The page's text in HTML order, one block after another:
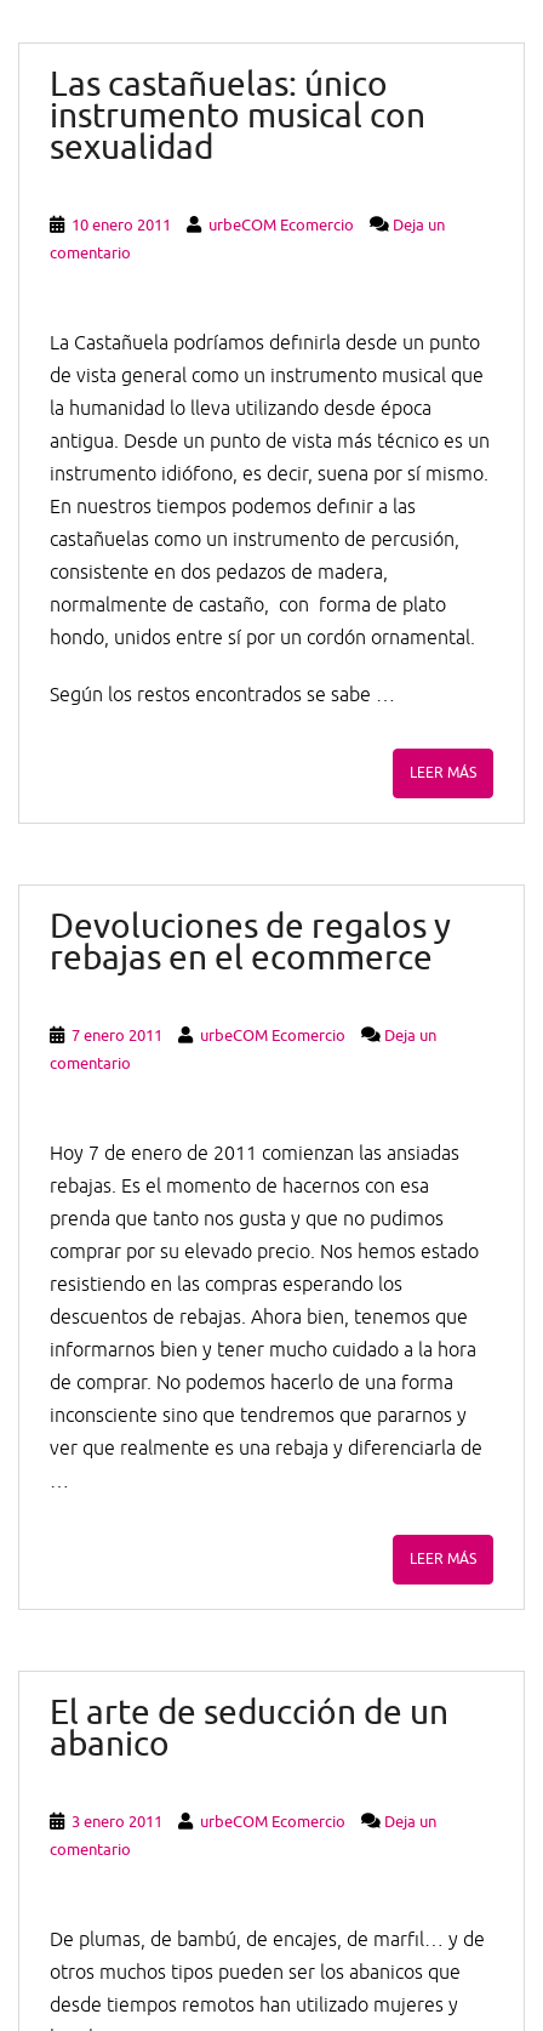
Las castañuelas: único
instrumento musical con
sexualidad
10 enero 2011 urbeCOM Ecomercio
Deja un
comentario
La Castañuela podríamos definirla desde un punto
de vista general como un instrumento musical que
la humanidad lo lleva utilizando desde época
antigua. Desde un punto de vista más técnico es un
instrumento idiófono, es decir, suena por sí mismo.
En nuestros tiempos podemos definir a las
castañuelas como un instrumento de percusión,
consistente en dos pedazos de madera,
normalmente de castaño, con forma de plato
hondo, unidos entre sí por un cordón ornamental.
Según los restos encontrados se sabe …
LEER MÁS
Devoluciones de regalos y
rebajas en el ecommerce
7 enero 2011 urbeCOM Ecomercio
Deja un
comentario
Hoy 7 de enero de 2011 comienzan las ansiadas
rebajas. Es el momento de hacernos con esa
prenda que tanto nos gusta y que no pudimos
comprar por su elevado precio. Nos hemos estado
resistiendo en las compras esperando los
descuentos de rebajas. Ahora bien, tenemos que
informarnos bien y tener mucho cuidado a la hora
de comprar. No podemos hacerlo de una forma
inconsciente sino que tendremos que pararnos y
ver que realmente es una rebaja y diferenciarla de
…
LEER MÁS
El arte de seducción de un
abanico
3 enero 2011 urbeCOM Ecomercio
Deja un
comentario
De plumas, de bambú, de encajes, de marfil… y de
otros muchos tipos pueden ser los abanicos que
desde tiempos remotos han utilizado mujeres y